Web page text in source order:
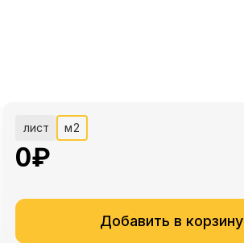
лист м2
0₽
Добавить в корзину